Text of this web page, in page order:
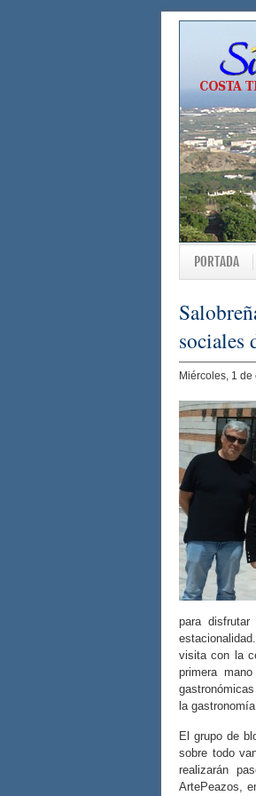
PORTADA
sociales
Miércoles, 1
para
visita con la
primera
la
El grupo de
sobre todo
realizarán
ArtePeazos,